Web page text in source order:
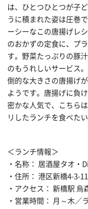
は、ひとつひとつが子
うに積まれた姿は圧巻
ーシーなこの唐揚げレ
のおかずの定食に、プ
す。野菜たっぷりの豚
のもうれしいサービス
倒的な大きさの唐揚げ
ようです。唐揚げに負
密かな人気で、こちら
リしたランチを食べた
＜ランチ情報＞
・名称： 居酒屋タオ・
・住所： 港区新橋4-3-
・アクセス： 新橋駅 烏
・営業時間： 月～木／